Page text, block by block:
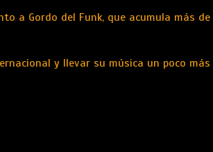
a Gordo del Funk, que acumula más
y llevar su música un poco